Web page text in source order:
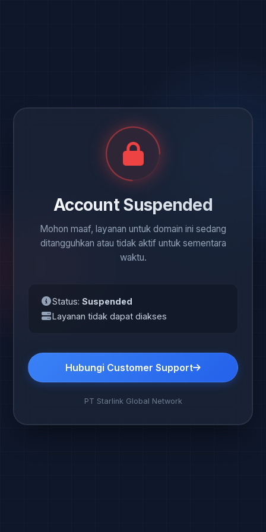
Account Suspended
Mohon maaf, layanan untuk domain ini sedang
ditangguhkan atau tidak aktif untuk sementara
waktu.
Status:Suspended
Layanan tidak dapat diakses
Hubungi Customer Support
PT Starlink Global Network